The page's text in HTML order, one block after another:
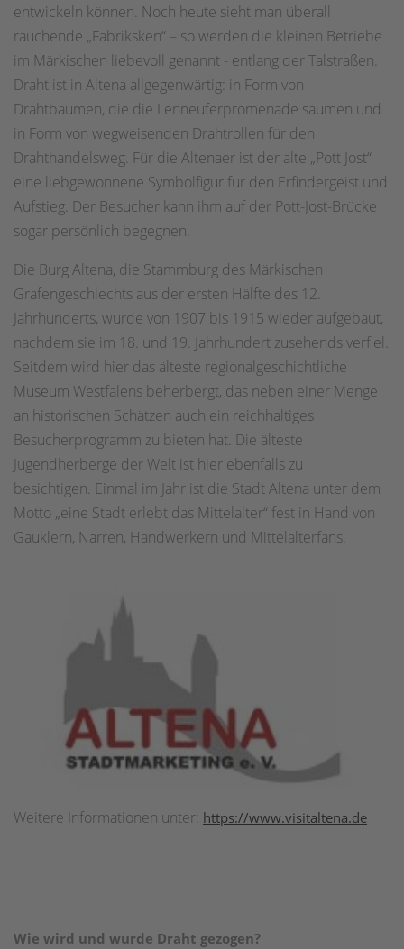
entwickeln können. Noch heute sieht man überall
rauchende „Fabriksken“ – so werden die kleinen Betriebe
im Märkischen liebevoll genannt - entlang der Talstraßen.
Draht ist in Altena allgegenwärtig: in Form von
Drahtbäumen, die die Lenneuferpromenade säumen und
in Form von wegweisenden Drahtrollen für den
Drahthandelsweg. Für die Altenaer ist der alte „Pott Jost“
eine liebgewonnene Symbolfigur für den Erfindergeist und
Aufstieg. Der Besucher kann ihm auf der Pott-Jost-Brücke
sogar persönlich begegnen.
Die Burg Altena, die Stammburg des Märkischen
Grafengeschlechts aus der ersten Hälfte des 12.
Jahrhunderts, wurde von 1907 bis 1915 wieder aufgebaut,
nachdem sie im 18. und 19. Jahrhundert zusehends verfiel.
Seitdem wird hier das älteste regionalgeschichtliche
Museum Westfalens beherbergt, das neben einer Menge
an historischen Schätzen auch ein reichhaltiges
Besucherprogramm zu bieten hat. Die älteste
Jugendherberge der Welt ist hier ebenfalls zu
besichtigen. Einmal im Jahr ist die Stadt Altena unter dem
Motto „eine Stadt erlebt das Mittelalter“ fest in Hand von
Gauklern, Narren, Handwerkern und Mittelalterfans.
Weitere Informationen unter: https://www.visitaltena.de
Wie wird und wurde Draht gezogen?